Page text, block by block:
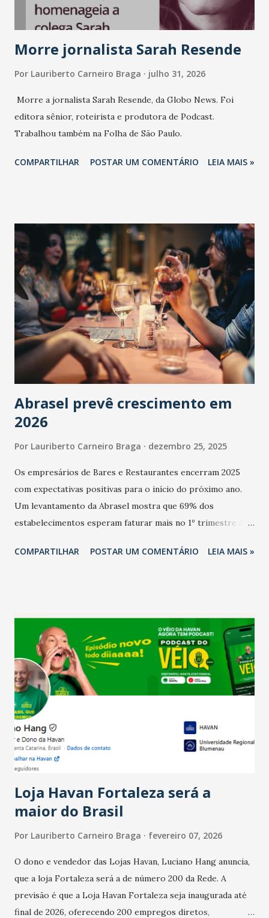
Morre jornalista Sarah Resende
Por Lauriberto Carneiro Braga julho 31, 2026
Morre a jornalista Sarah Resende, da Globo News. Foi
editora sênior, roteirista e produtora de Podcast.
Trabalhou também na Folha de São Paulo.
COMPARTILHAR POSTAR UM COMENTÁRIO LEIA MAIS »
Abrasel prevê crescimento em
2026
Por Lauriberto Carneiro Braga dezembro 25, 2025
Os empresários de Bares e Restaurantes encerram 2025
com expectativas positivas para o início do próximo ano.
Um levantamento da Abrasel mostra que 69% dos
estabelecimentos esperam faturar mais no 1º trimestre de
relação ao último trimestre deste ano, 56% também
confraternizações de fim de ano e pelo pagamento do 13º
Salário para um número maior de trabalhadores, já que o
país tem a menor taxa de desemprego dos anos recentes.
Ainda segundo a Pesquisa, em novembro de 2025, 40% dos
bares e restaurantes operaram com lucro e outros 40%
registraram equilíbrio financeiro. Já o percentual de
estabelecimentos no prejuízo ficou em 19%, pouco abaixo
do observado no mês anterior. Outros 1% não existiam em
novembro. Em relação a outubro, o faturamento também
cresceu. De acordo com a pesquisa, 44% dos n...
COMPARTILHAR POSTAR UM COMENTÁRIO LEIA MAIS »
Loja Havan Fortaleza será a
maior do Brasil
Por Lauriberto Carneiro Braga fevereiro 07, 2026
O dono e vendedor das Lojas Havan, Luciano Hang anuncia,
que a loja Fortaleza será a de número 200 da Rede. A
previsão é que a Loja Havan Fortaleza seja inaugurada até
final de 2026, oferecendo 200 empregos diretos,